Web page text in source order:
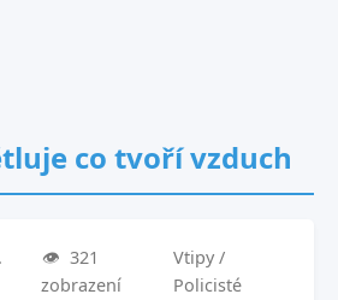
co tvoří vzduch
👁️ 321
zobrazení
Vtipy /
Policisté